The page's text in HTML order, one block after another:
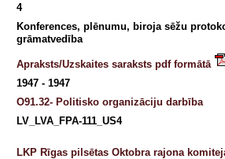
4
Konferences, plēnumu, biroja sēžu
grāmatvedība
Apraksts/Uzskaites saraksts pdf formātā
1947 - 1947
O91.32- Politisko organizāciju darbība
LV_LVA_FPA-111_US4
LKP Rīgas pilsētas Oktobra rajona